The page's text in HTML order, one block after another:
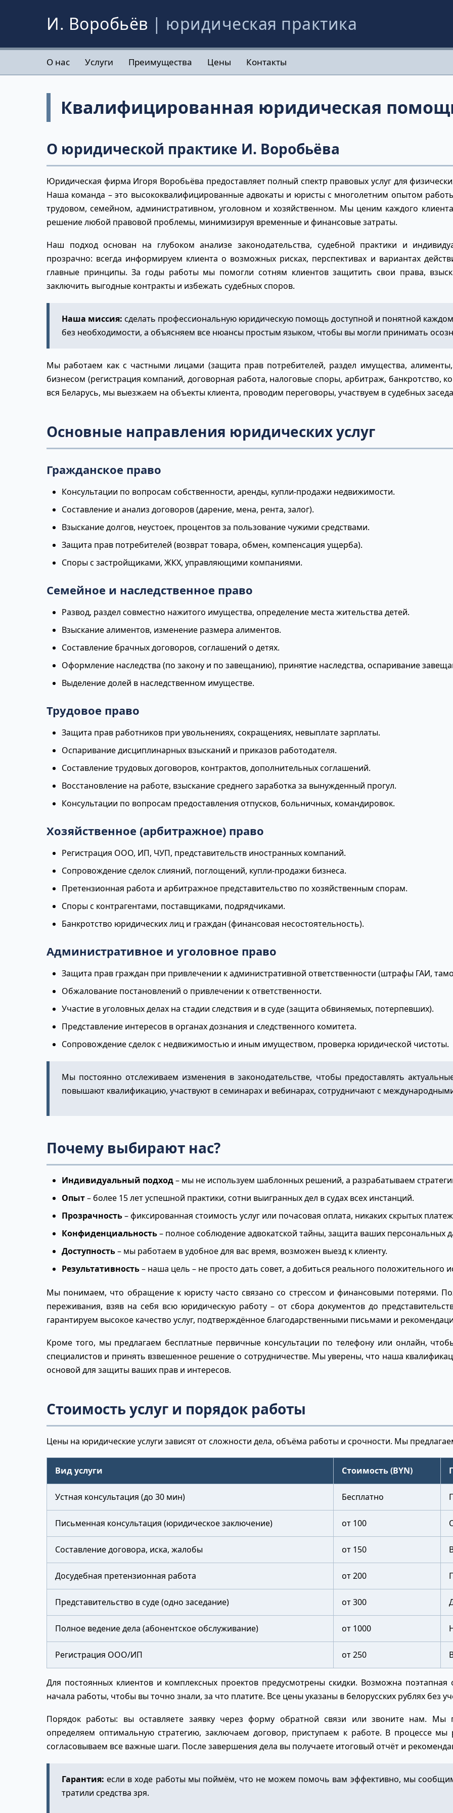
И. Воробьёв | юридическая практика
О нас Услуги Преимущества Цены Контакты
Квалифицированная юридическая
О юридической практике И. Воробьёва
Юридическая фирма Игоря Воробьёва предоставляет полный спектр правовых услуг для
Наша команда – это высококвалифицированные адвокаты и юристы с многолетним опытом
трудовом, семейном, административном, уголовном и хозяйственном. Мы ценим каждого
решение любой правовой проблемы, минимизируя временные и финансовые затраты.
Наш подход основан на глубоком анализе законодательства, судебной практики и
прозрачно: всегда информируем клиента о возможных рисках, перспективах и вариантах
главные принципы. За годы работы мы помогли сотням клиентов защитить свои права,
заключить выгодные контракты и избежать судебных споров.
Наша миссия: сделать профессиональную юридическую помощь доступной и понятной
без необходимости, а объясняем все нюансы простым языком, чтобы вы могли принимать
Мы работаем как с частными лицами (защита прав потребителей, раздел имущества,
бизнесом (регистрация компаний, договорная работа, налоговые споры, арбитраж, банкротство,
вся Беларусь, мы выезжаем на объекты клиента, проводим переговоры, участвуем в судебных
Основные направления юридических услуг
Гражданское право
Консультации по вопросам собственности, аренды, купли-продажи недвижимости.
Составление и анализ договоров (дарение, мена, рента, залог).
Взыскание долгов, неустоек, процентов за пользование чужими средствами.
Защита прав потребителей (возврат товара, обмен, компенсация ущерба).
Споры с застройщиками, ЖКХ, управляющими компаниями.
Семейное и наследственное право
Развод, раздел совместно нажитого имущества, определение места жительства детей.
Взыскание алиментов, изменение размера алиментов.
Составление брачных договоров, соглашений о детях.
Оформление наследства (по закону и по завещанию), принятие наследства, оспаривание
Выделение долей в наследственном имуществе.
Трудовое право
Защита прав работников при увольнениях, сокращениях, невыплате зарплаты.
Оспаривание дисциплинарных взысканий и приказов работодателя.
Составление трудовых договоров, контрактов, дополнительных соглашений.
Восстановление на работе, взыскание среднего заработка за вынужденный прогул.
Консультации по вопросам предоставления отпусков, больничных, командировок.
Хозяйственное (арбитражное) право
Регистрация ООО, ИП, ЧУП, представительств иностранных компаний.
Сопровождение сделок слияний, поглощений, купли-продажи бизнеса.
Претензионная работа и арбитражное представительство по хозяйственным спорам.
Споры с контрагентами, поставщиками, подрядчиками.
Банкротство юридических лиц и граждан (финансовая несостоятельность).
Административное и уголовное право
Защита прав граждан при привлечении к административной ответственности (штрафы ГАИ,
Обжалование постановлений о привлечении к ответственности.
Участие в уголовных делах на стадии следствия и в суде (защита обвиняемых, потерпевших).
Представление интересов в органах дознания и следственного комитета.
Сопровождение сделок с недвижимостью и иным имуществом, проверка юридической чистоты.
Мы постоянно отслеживаем изменения в законодательстве, чтобы предоставлять
повышают квалификацию, участвуют в семинарах и вебинарах, сотрудничают с
Почему выбирают нас?
Индивидуальный подход– мы не используем шаблонных решений, а разрабатываем
Опыт– более 15 лет успешной практики, сотни выигранных дел в судах всех инстанций.
Прозрачность– фиксированная стоимость услуг или почасовая оплата, никаких скрытых
Конфиденциальность– полное соблюдение адвокатской тайны, защита ваших персональных
Доступность– мы работаем в удобное для вас время, возможен выезд к клиенту.
Результативность– наша цель – не просто дать совет, а добиться реального положительного
Мы понимаем, что обращение к юристу часто связано со стрессом и финансовыми потерями.
переживания, взяв на себя всю юридическую работу – от сбора документов до
гарантируем высокое качество услуг, подтверждённое благодарственными письмами и
Кроме того, мы предлагаем бесплатные первичные консультации по телефону или онлайн,
специалистов и принять взвешенное решение о сотрудничестве. Мы уверены, что наша
основой для защиты ваших прав и интересов.
Стоимость услуг и порядок работы
Цены на юридические услуги зависят от сложности дела, объёма работы и срочности. Мы
Вид услуги Стоимость (BYN)
Устная консультация (до 30 мин) Бесплатно
Письменная консультация (юридическое заключение) от 100
Составление договора, иска, жалобы от 150
Досудебная претензионная работа от 200
Представительство в суде (одно заседание) от 300
Полное ведение дела (абонентское обслуживание) от 1000
Регистрация ООО/ИП от 250
Для постоянных клиентов и комплексных проектов предусмотрены скидки. Возможна
начала работы, чтобы вы точно знали, за что платите. Все цены указаны в белорусских рублях без
Порядок работы: вы оставляете заявку через форму обратной связи или звоните нам. Мы
определяем оптимальную стратегию, заключаем договор, приступаем к работе. В процессе
согласовываем все важные шаги. После завершения дела вы получаете итоговый отчёт и
Гарантия: если в ходе работы мы поймём, что не можем помочь вам эффективно, мы
тратили средства зря.